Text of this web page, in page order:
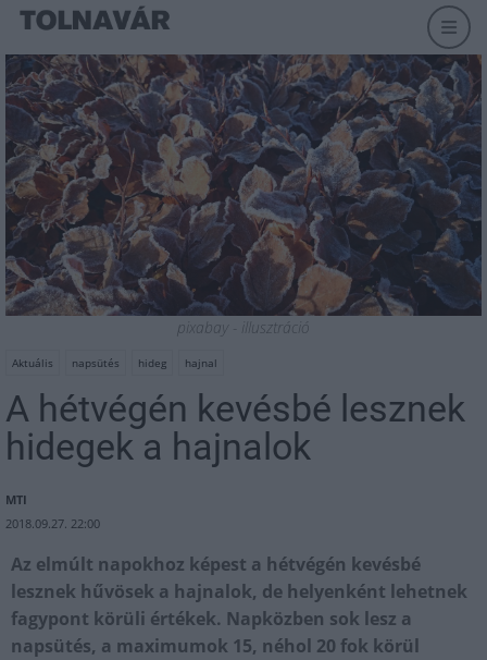
pixabay - illusztráció
Aktuális napsütés hideg hajnal
A hétvégén kevésbé lesznek
hidegek a hajnalok
MTI
2018.09.27. 22:00
Az elmúlt napokhoz képest a hétvégén kevésbé
lesznek hűvösek a hajnalok, de helyenként lehetnek
fagypont körüli értékek. Napközben sok lesz a
napsütés, a maximumok 15, néhol 20 fok körül